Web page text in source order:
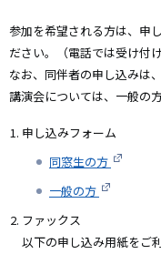
参加を希望される方は、申
ださい。（電話では受け付
なお、同伴者の申し込みは
講演会については、一般の
申し込みフォーム
同窓生の方
一般の方
ファックス
以下の申し込み用紙をご